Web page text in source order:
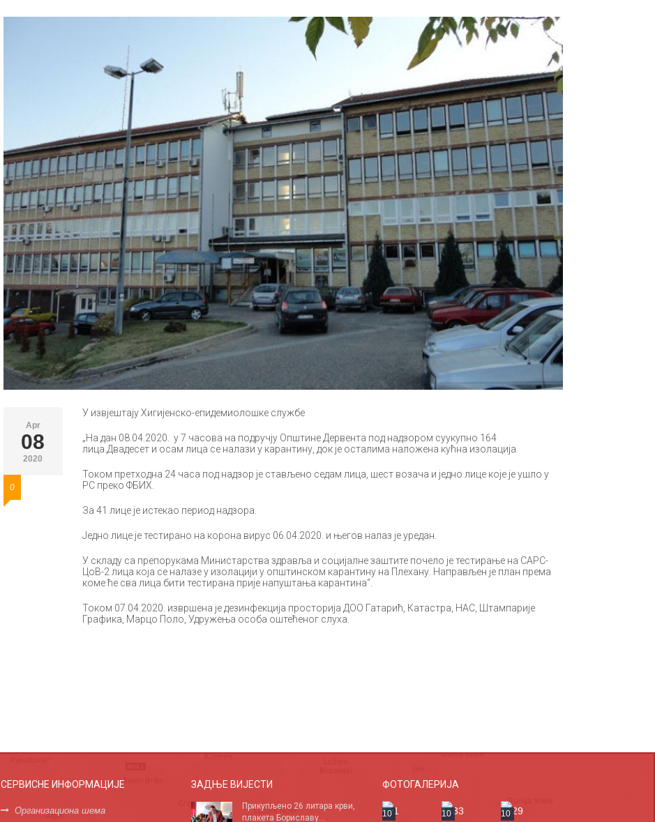
Apr
08
2020
0
У извјештају Хигијенско-епидемиолошке службе
„На дан 08.04.2020. у 7 часова на подручју Општине Дервента под надзором суукупно 164
лица.Двадесет и осам лица се налази у карантину, док је осталима наложена кућна изолација.
Током претходна 24 часа под надзор је стављено седам лица, шест возача и једно лице које је ушло у
РС преко ФБИХ.
За 41 лице је истекао период надзора.
Једно лице је тестирано на корона вирус 06.04.2020. и његов налаз је уредан.
У складу са препорукама Министарства здравља и социјалне заштите почело је тестирање на САРС-
ЦоВ-2 лица која се налазе у изолацији у општинском карантину на Плехану. Направљен је план према
коме ће сва лица бити тестирана прије напуштања карантина“.
Током 07.04.2020. извршена је дезинфекција просторија ДОО Гатарић, Катастра, НАС, Штампарије
Графика, Марцо Поло, Удружења особа оштећеног слуха.
СЕРВИСНЕ ИНФОРМАЦИЈЕ
Организациона шема
ЗАДЊЕ ВИЈЕСТИ
Прикупљено 26 литара крви,
плакета Бориславу...
ФОТОГАЛЕРИЈА
10 10 10